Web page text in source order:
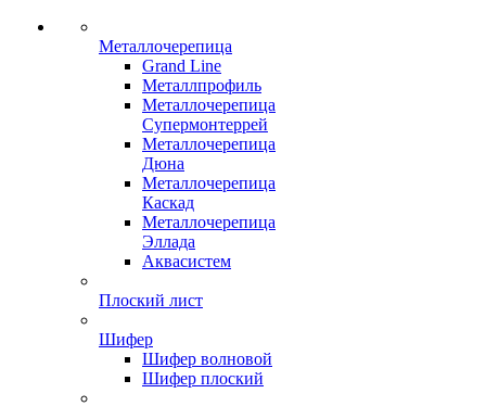
Металлочерепица
Grand Line
Металлпрофиль
Металлочерепица
Супермонтеррей
Металлочерепица
Дюна
Металлочерепица
Каскад
Металлочерепица
Эллада
Аквасистем
Плоский лист
Шифер
Шифер волновой
Шифер плоский